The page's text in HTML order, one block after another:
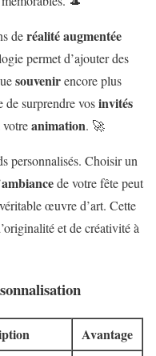
deréalité augmentée
permet d’ajouter des
souvenirencore plus
de surprendre vosinvités
votreanimation. 🚀
personnalisés. Choisir un
ambiancede votre fête peut
œuvre d’art. Cette
et de créativité à
Avantage